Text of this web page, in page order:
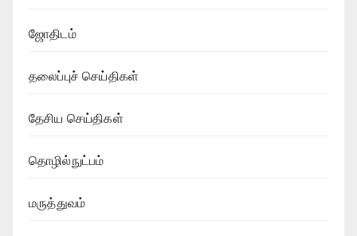
ஜோதிடம்
தலைப்புச் செய்திகள்
தேசிய செய்திகள்
தொழில்நுட்பம்
மருத்துவம்